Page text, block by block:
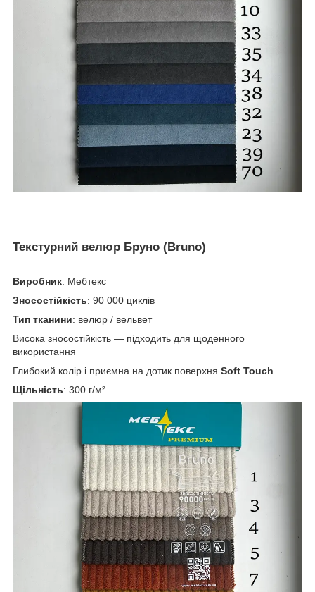
Текстурний велюр Бруно (Bruno)
Виробник: Мебтекс
Зносостійкість: 90 000 циклів
Тип тканини: велюр / вельвет
Висока зносостійкість — підходить для щоденного
використання
Глибокий колір і приємна на дотик поверхня Soft Touch
Щільність: 300 г/м²